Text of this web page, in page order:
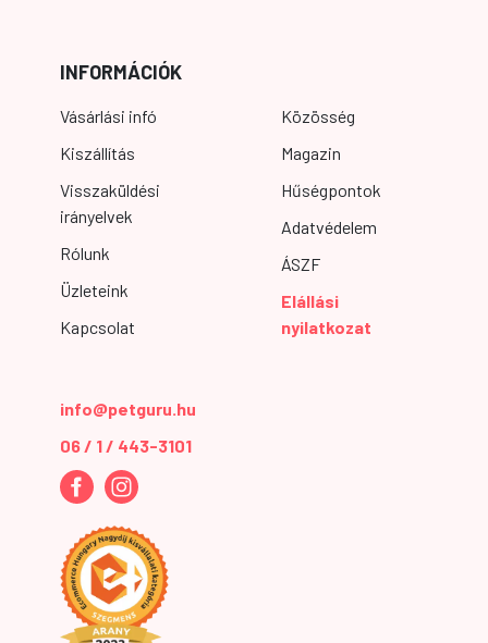
INFORMÁCIÓK
Vásárlási infó
Kiszállítás
Visszaküldési
irányelvek
Rólunk
Üzleteink
Kapcsolat
Közösség
Magazin
Hűségpontok
Adatvédelem
ÁSZF
Elállási
nyilatkozat
info@petguru.hu
06 / 1 / 443-3101